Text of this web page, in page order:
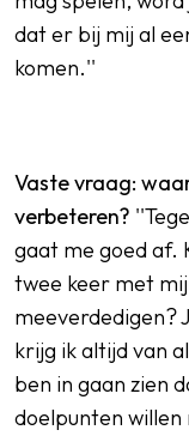
dat er bij mij al
komen.''
Vaste vraag:
verbeteren?
gaat me goed af.
twee keer met
meeverdedigen?
krijg ik altijd van
ben in gaan zien
doelpunten